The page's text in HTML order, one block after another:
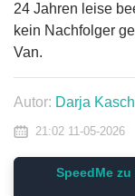
24 Jahren leise
kein Nachfolger
Van.
Autor: Darja
21:02 11-05-2026
SpeedMe